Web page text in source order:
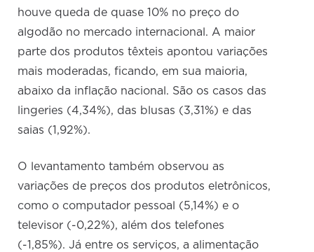
houve queda de quase 10% no preço do
algodão no mercado internacional. A maior
parte dos produtos têxteis apontou variações
mais moderadas, ficando, em sua maioria,
abaixo da inflação nacional. São os casos das
lingeries (4,34%), das blusas (3,31%) e das
saias (1,92%).
O levantamento também observou as
variações de preços dos produtos eletrônicos,
como o computador pessoal (5,14%) e o
televisor (-0,22%), além dos telefones
(-1,85%). Já entre os serviços, a alimentação